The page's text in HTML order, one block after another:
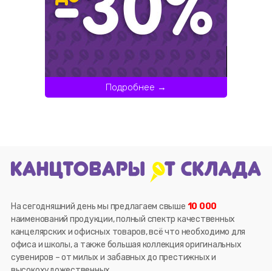
Подробнее →
На сегодняшний день мы предлагаем свыше 10 000
наименований продукции, полный спектр качественных
канцелярских и офисных товаров, всё что необходимо для
офиса и школы, а также большая коллекция оригинальных
сувениров – от милых и забавных до престижных и